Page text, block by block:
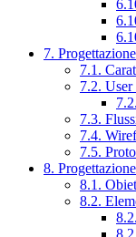
7.
7.1.
7.2. User
7.3.
7.4.
7.5.
8.
8.1.
8.2.